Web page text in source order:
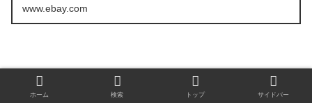
www.ebay.com
ホーム 検索 トップ サイドバー